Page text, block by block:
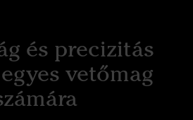
és precizitás
vetőmag